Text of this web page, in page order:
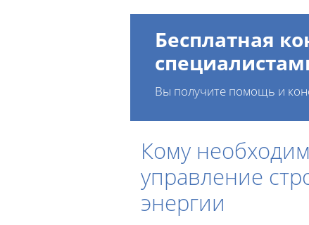
Бесплатная
Вы получите помощь и
Кому
управление
энергии